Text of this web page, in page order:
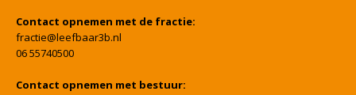
Contact opnemen met de fractie:
fractie@leefbaar3b.nl
06 55740500
Contact opnemen met bestuur: